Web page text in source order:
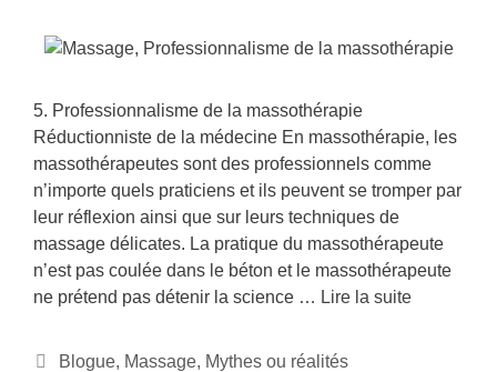
5. Professionnalisme de la massothérapie
Réductionniste de la médecine En massothérapie, les
massothérapeutes sont des professionnels comme
n’importe quels praticiens et ils peuvent se tromper par
leur réflexion ainsi que sur leurs techniques de
massage délicates. La pratique du massothérapeute
n’est pas coulée dans le béton et le massothérapeute
ne prétend pas détenir la science … Lire la suite
Blogue, Massage, Mythes ou réalités